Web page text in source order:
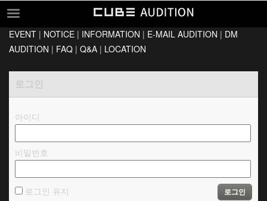
EVENT
INFORMATION
DM AUDITION
FAQ
LOCATION
EVENT | NOTICE | INFORMATION | E-MAIL AUDITION | DM
AUDITION | FAQ | Q&A | LOCATION
로그인
아이디
비밀번호
로그인 유지 로그인